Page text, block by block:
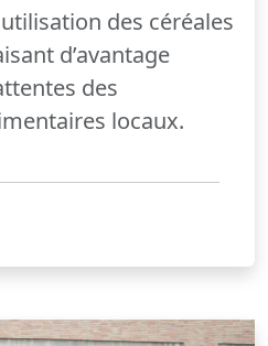
des céréales
d’avantage
des
locaux.